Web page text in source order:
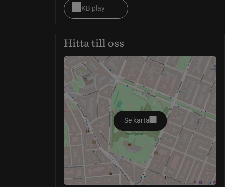
KB play
Hitta till oss
Se karta
öppnas i nytt fönster